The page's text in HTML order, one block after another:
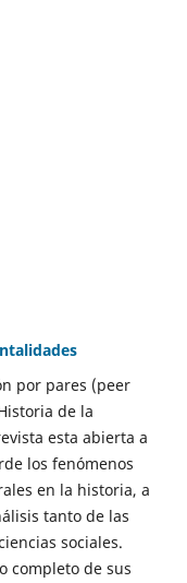
por pares (peer
de la
esta abierta a
los fenómenos
en la historia, a
tanto de las
sociales.
completo de sus